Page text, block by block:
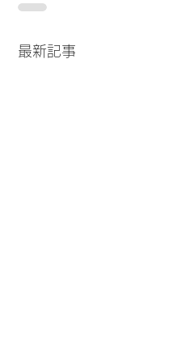
最新記事